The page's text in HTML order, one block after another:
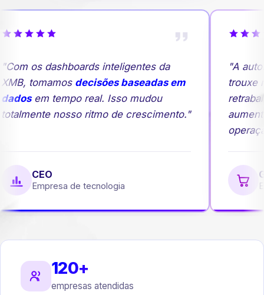
os dashboards inteligentes da
tomamosdecisões baseadas em
em tempo real. Isso mudou
nosso ritmo de crescimento."
CEO
Empresa de tecnologia
"A
trouxe
120+
empresas atendidas